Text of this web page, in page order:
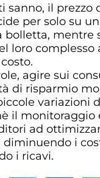
sanno, il prezzo
per solo su
bolletta, mentre
loro complesso
agire sui
di risparmio
variazioni
il monitoraggio
ad
diminuendo i
i ricavi.